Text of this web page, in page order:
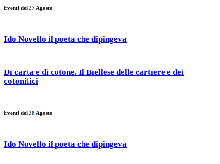
Eventi del 27 Agosto
Ido Novello il poeta che dipingeva
Di carta e di cotone. Il Biellese delle cartiere e dei
cotonifici
Eventi del 28 Agosto
Ido Novello il poeta che dipingeva